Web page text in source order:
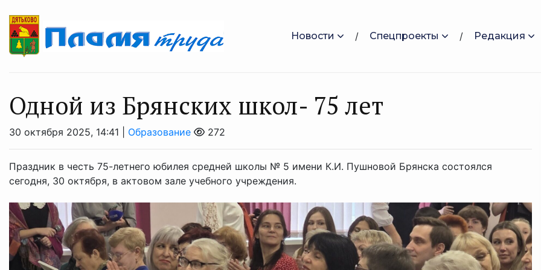
Новости Спецпроекты Редакция
Одной из Брянских школ- 75 лет
30 октября 2025, 14:41 | Образование 272
Праздник в честь 75-летнего юбилея средней школы № 5 имени К.И. Пушновой Брянска состоялся
сегодня, 30 октября, в актовом зале учебного учреждения.